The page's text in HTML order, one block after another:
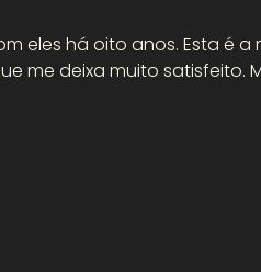
eles há oito anos. Esta é
me deixa muito satisfeito.